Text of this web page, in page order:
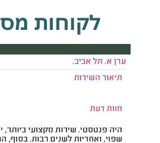
לקוחות